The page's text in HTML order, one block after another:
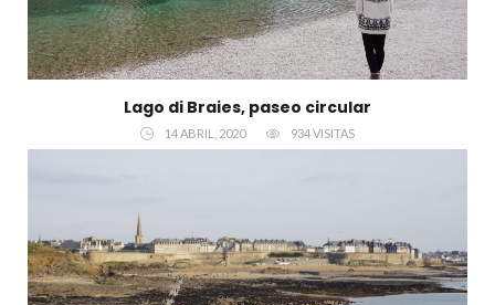
Lago di Braies, paseo circular
14 ABRIL, 2020 934 VISITAS